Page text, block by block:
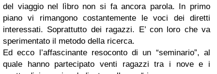
del viaggio nel lìbro non si fa ancora parola. In primo
piano vi rimangono costantemente le voci dei diretti
interessati. Soprattutto dei ragazzi. E’ con loro che va
sperimentato il metodo della ricerca.
Ed ecco l’affascinante resoconto di un “seminario”, al
quale hanno partecipato venti ragazzi tra i nove e i